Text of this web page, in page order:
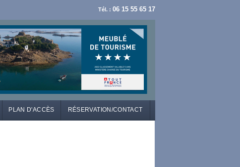
Tél. : 06 15 55 65 17
PLAN D'ACCÈS RÉSERVATION/CONTACT